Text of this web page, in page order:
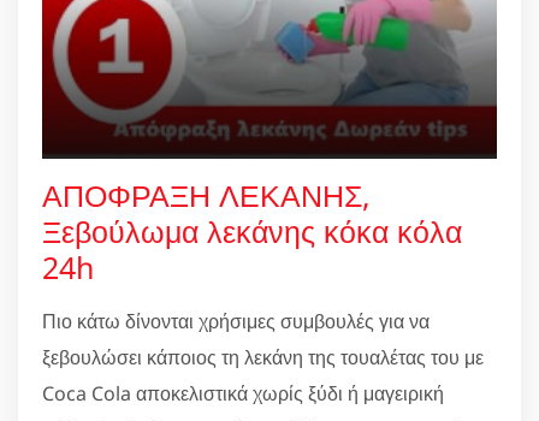
ΑΠΟΦΡΑΞΗ ΛΕΚΑΝΗΣ,
Ξεβούλωμα λεκάνης κόκα κόλα
24h
Πιο κάτω δίνονται χρήσιμες συμβουλές για να
ξεβουλώσει κάποιος τη λεκάνη της τουαλέτας του με
Coca Cola αποκελιστικά χωρίς ξύδι ή μαγειρική